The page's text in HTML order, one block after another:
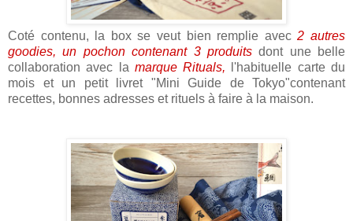
Coté contenu, la box se veut bien remplie avec2 autres
goodies, un pochon contenant 3 produitsdont une belle
collaboration avec la marque Rituals,
l'habituelle carte du
mois et un petit livret "Mini Guide de Tokyo"contenant
recettes, bonnes adresses et rituels à faire à la maison.